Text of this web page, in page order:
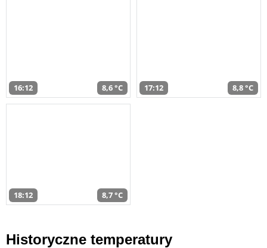
16:12 8,6 °C 17:12 8,8 °C
18:12 8,7 °C
Historyczne temperatury